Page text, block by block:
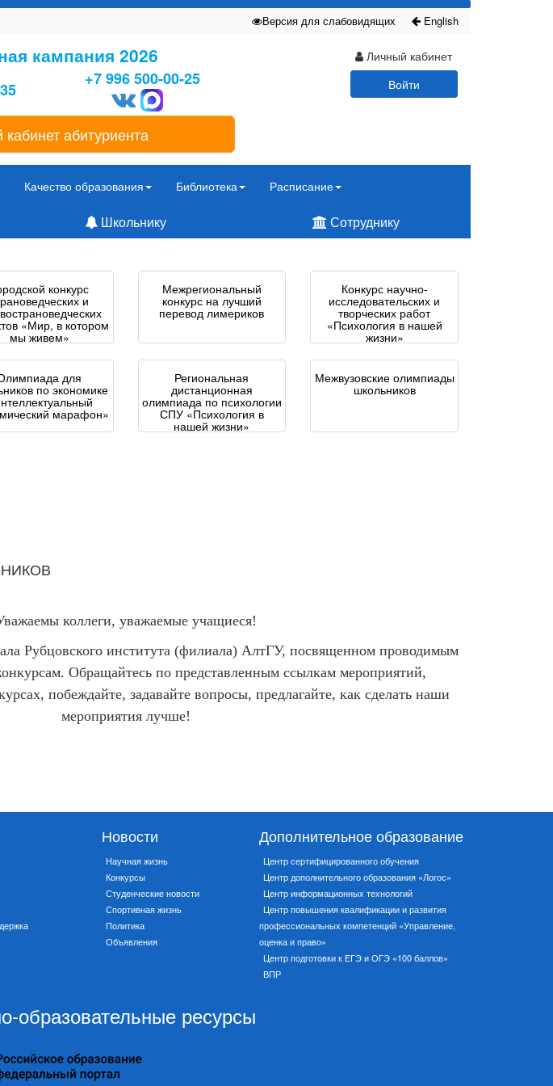
English
Версия для слабовидящих
кампания 2026
+7 996 500-00-25
абитуриента
Личный кабинет
Войти
Качество образования Библиотека Расписание
Школьнику Сотруднику
конкурс
и
«Мир, в котором
мы живем»
Межрегиональный
конкурс на лучший
перевод лимериков
Конкурс научно-
исследовательских и
творческих работ
«Психология в нашей
жизни»
для
по экономике
марафон»
Региональная
дистанционная
олимпиада по психологии
СПУ «Психология в
нашей жизни»
Межвузовские олимпиады
школьников
коллеги, уважаемые учащиеся!
Рубцовского института (филиала) АлтГУ, посвященном проводимым
Обращайтесь по представленным ссылкам мероприятий,
побеждайте, задавайте вопросы, предлагайте, как сделать наши
мероприятия лучше!
Новости
Научная жизнь
Конкурсы
Студенческие новости
Спортивная жизнь
Политика
Объявления
Дополнительное образование
Центр сертифицированного обучения
Центр дополнительного образования «Логос»
Центр информационных технологий
Центр повышения квалификации и развития
профессиональных компетенций «Управление,
оценка и право»
Центр подготовки к ЕГЭ и ОГЭ «100 баллов»
ВПР
образовательные ресурсы